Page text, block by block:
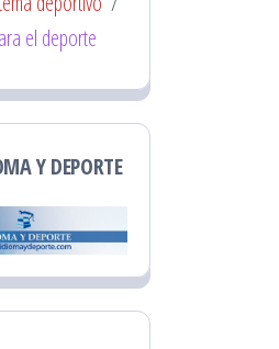
el deporte
Y DEPORTE